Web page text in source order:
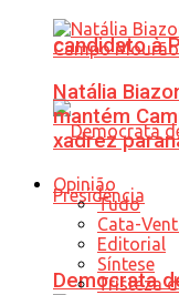
candidato à
Democrata
Natália
mantém
xadrez
Opinião
Tudo
Cata-
Editorial
Síntese
Tristeza